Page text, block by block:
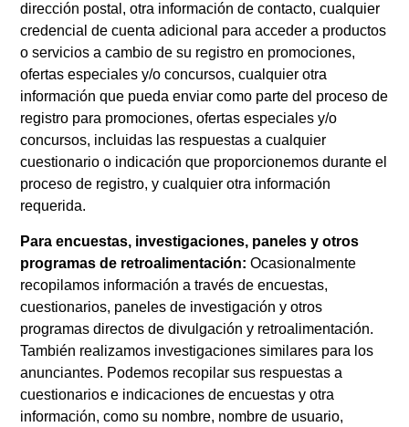
dirección postal, otra información de contacto, cualquier
credencial de cuenta adicional para acceder a productos
o servicios a cambio de su registro en promociones,
ofertas especiales y/o concursos, cualquier otra
información que pueda enviar como parte del proceso de
registro para promociones, ofertas especiales y/o
concursos, incluidas las respuestas a cualquier
cuestionario o indicación que proporcionemos durante el
proceso de registro, y cualquier otra información
requerida.
Para encuestas, investigaciones, paneles y otros
programas de retroalimentación:Ocasionalmente
recopilamos información a través de encuestas,
cuestionarios, paneles de investigación y otros
programas directos de divulgación y retroalimentación.
También realizamos investigaciones similares para los
anunciantes. Podemos recopilar sus respuestas a
cuestionarios e indicaciones de encuestas y otra
información, como su nombre, nombre de usuario,